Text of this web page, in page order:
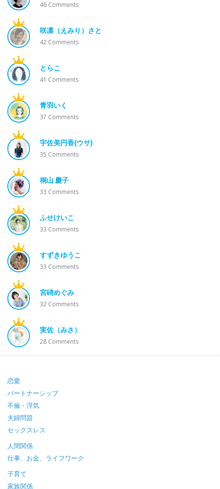
46 Comments
咲凛（えみり）さと
42 Comments
とらこ
41 Comments
青羽いく
37 Comments
宇佐美円香(ウサ)
35 Comments
桐山 慶子
33 Comments
ふせけいこ
33 Comments
すずきゆうこ
33 Comments
宮碕めぐみ
32 Comments
実佐（みさ）
28 Comments
Footer
恋愛
パートナーシップ
不倫・浮気
夫婦問題
セックスレス
人間関係
仕事、お金、ライフワーク
子育て
家族関係